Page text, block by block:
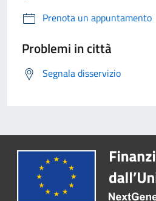
Prenota un appuntamento
Problemi in città
Segnala disservizio